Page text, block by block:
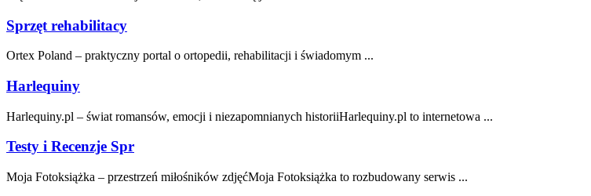
Sprzęt rehabilitacy
Ortex Poland – praktyczny portal o ortopedii, rehabilitacji i świadomym ...
Harlequiny
Harlequiny.pl – świat romansów, emocji i niezapomnianych historiiHarlequiny.pl to internetowa ...
Testy i Recenzje Spr
Moja Fotoksiążka – przestrzeń miłośników zdjęćMoja Fotoksiążka to rozbudowany serwis ...